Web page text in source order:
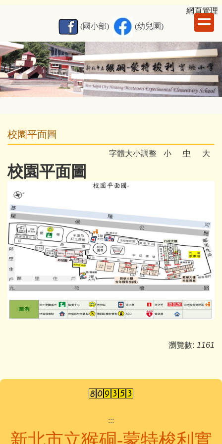
要
內
容
區
網頁管理
(國小部)
(幼兒園)
校園平面圖
字體大小調整 小 中 大
校園平面圖
瀏覽數: 1161
:::
新北市立猴硐-蒙特梭利實